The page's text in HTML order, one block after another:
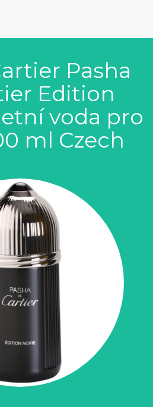
Pasha
Edition
voda pro
ml Czech